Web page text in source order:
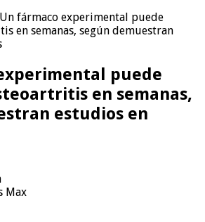
Un fármaco experimental puede
en semanas, según demuestran
puede
en semanas,
estudios en
Max